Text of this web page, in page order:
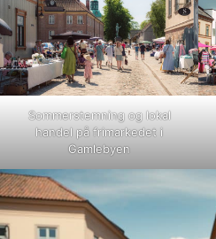
Sommerstemning og lokal
handel på frimarkedet i
Gamlebyen